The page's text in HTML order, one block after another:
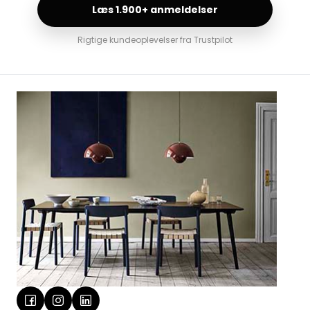
Læs 1.900+ anmeldelser
Rigtige kundeoplevelser fra Trustpilot